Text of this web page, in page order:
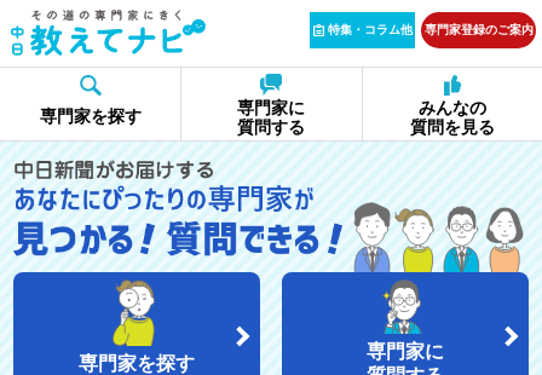
特集・コラム他 専門家登録のご案内
専門家を探す
専門家に
質問する
みんなの
質問を見る
専門家を探す
専門家に